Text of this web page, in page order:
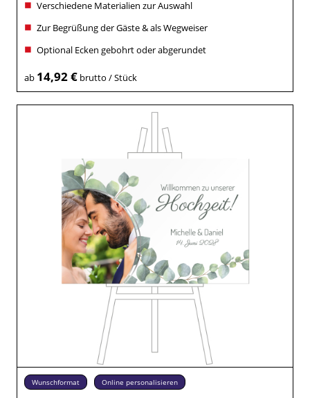
Verschiedene Materialien zur Auswahl
Zur Begrüßung der Gäste & als Wegweiser
Optional Ecken gebohrt oder abgerundet
ab 14,92 €brutto / Stück
Wunschformat Online personalisieren